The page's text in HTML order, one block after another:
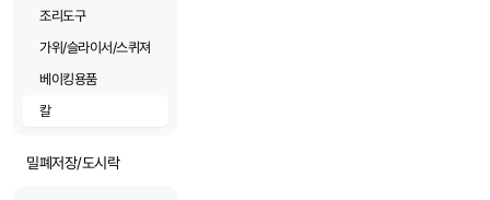
조리도구
가위/슬라이서/스퀴져
베이킹용품
칼
밀폐저장/도시락